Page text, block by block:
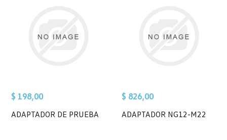
$ 198,00
ADAPTADOR DE PRUEBA
$ 826,00
ADAPTADOR NG12-M22